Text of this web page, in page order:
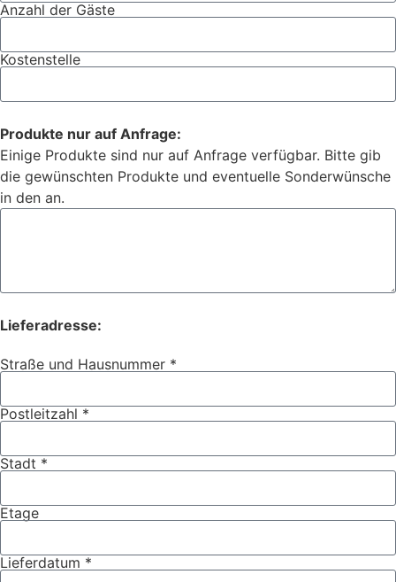
Anzahl der Gäste
Kostenstelle
Produkte nur auf Anfrage:
Einige Produkte sind nur auf Anfrage verfügbar. Bitte gib
die gewünschten Produkte und eventuelle Sonderwünsche
in den an.
Lieferadresse:
Straße und Hausnummer *
Postleitzahl *
Stadt *
Etage
Lieferdatum *